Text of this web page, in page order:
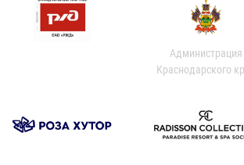
Администрация
Краснодарского